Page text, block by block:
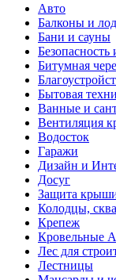
Авто
Балконы и
Бани и сауны
Безопасность
Битумная
Бытовая
Ванные и
Вентиляция
Водосток
Гаражи
Дизайн и
Досуг
Защита
Колодцы,
Крепеж
Кровельные
Лес для
Лестницы